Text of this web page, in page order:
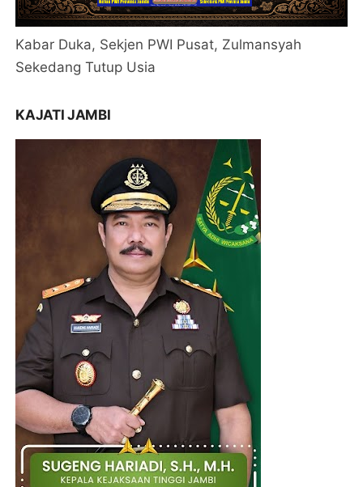
Kabar Duka, Sekjen PWI Pusat, Zulmansyah
Sekedang Tutup Usia
KAJATI JAMBI